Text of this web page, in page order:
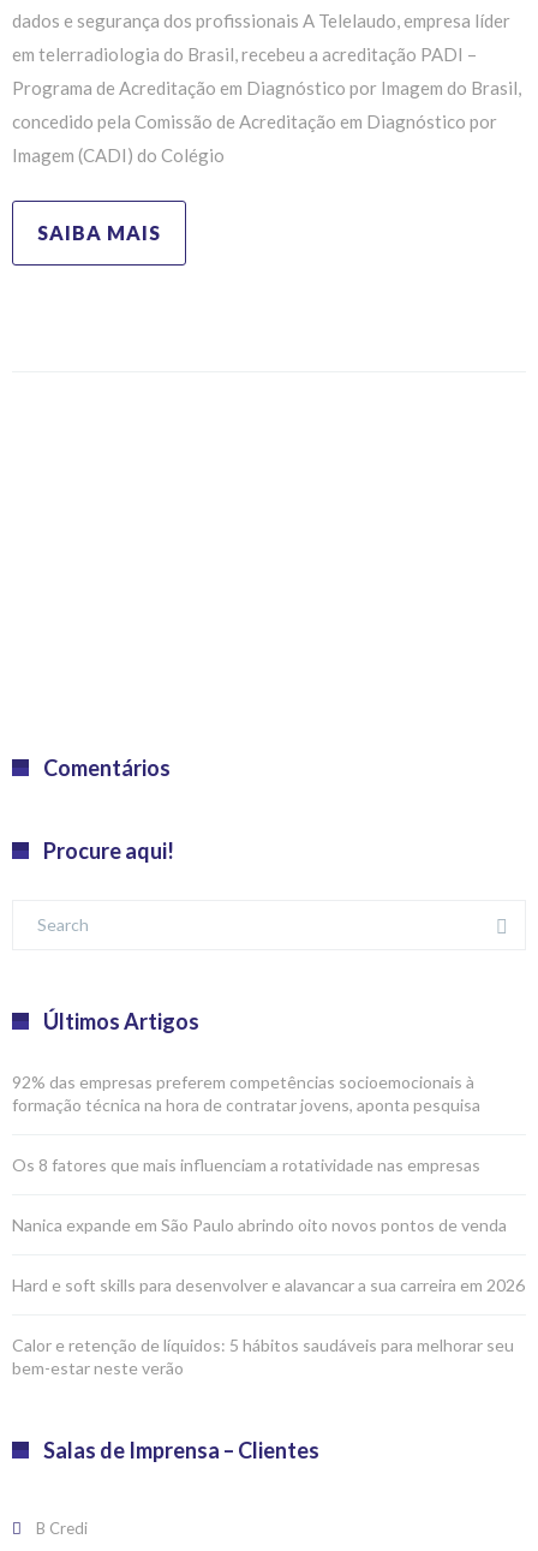
dados e segurança dos profissionais A Telelaudo, empresa líder
em telerradiologia do Brasil, recebeu a acreditação PADI –
Programa de Acreditação em Diagnóstico por Imagem do Brasil,
concedido pela Comissão de Acreditação em Diagnóstico por
Imagem (CADI) do Colégio
SAIBA MAIS
Comentários
Procure aqui!
Últimos Artigos
92% das empresas preferem competências socioemocionais à
formação técnica na hora de contratar jovens, aponta pesquisa
Os 8 fatores que mais influenciam a rotatividade nas empresas
Nanica expande em São Paulo abrindo oito novos pontos de venda
Hard e soft skills para desenvolver e alavancar a sua carreira em 2026
Calor e retenção de líquidos: 5 hábitos saudáveis para melhorar seu
bem-estar neste verão
Salas de Imprensa – Clientes
B Credi